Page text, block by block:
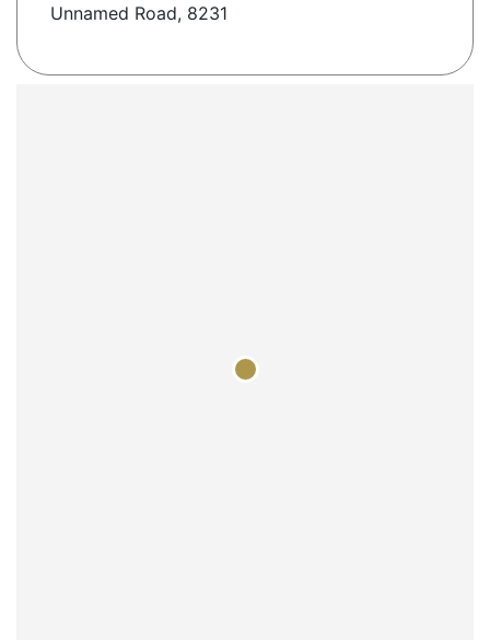
Unnamed Road, 8231